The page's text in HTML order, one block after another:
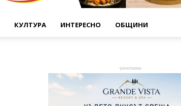
КУЛТУРА ИНТЕРЕСНО ОБЩИНИ
-реклама-